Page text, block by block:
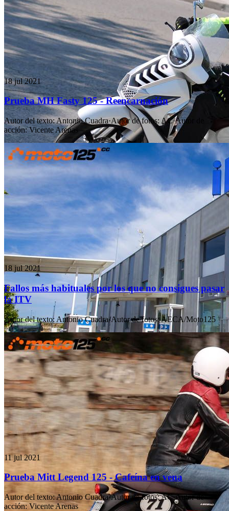
18 jul 2021
Prueba MH Fasty 125 - Reencarnación
Autor del texto:Antonio Cuadra·Autor de fotos: AC·Autor de
acción: Vicente Arenas
18 jul 2021
Fallos más habituales por los que no consigues pasar
la ITV
Autor del texto: Antonio Cuadra·Autor de fotos:AECA/Moto125
11 jul 2021
Prueba Mitt Legend 125 - Cafeína en vena
Autor del texto:Antonio Cuadra·Autor de fotos:AC·Autor de
acción: Vicente Arenas